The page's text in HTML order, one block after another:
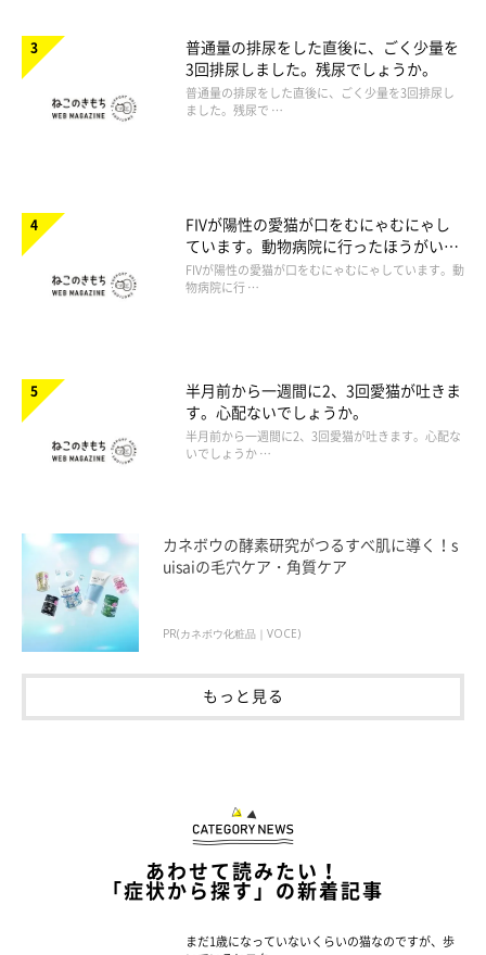
普通量の排尿をした直後に、ごく少量を
3回排尿しました。残尿でしょうか。
普通量の排尿をした直後に、ごく少量を3回排尿し
ました。残尿で …
FIVが陽性の愛猫が口をむにゃむにゃし
ています。動物病院に行ったほうがいい
ですか。
FIVが陽性の愛猫が口をむにゃむにゃしています。動
物病院に行 …
半月前から一週間に2、3回愛猫が吐きま
す。心配ないでしょうか。
半月前から一週間に2、3回愛猫が吐きます。心配な
いでしょうか …
カネボウの酵素研究がつるすべ肌に導く！s
uisaiの毛穴ケア・角質ケア
PR(カネボウ化粧品｜VOCE)
もっと見る
あわせて読みたい！
「症状から探す」の新着記事
まだ1歳になっていないくらいの猫なのですが、歩